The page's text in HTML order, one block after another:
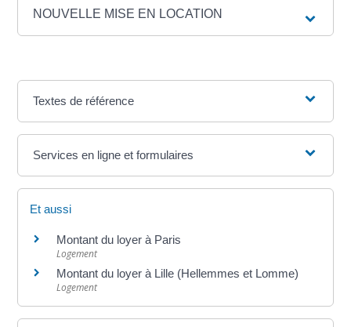
NOUVELLE MISE EN LOCATION
Textes de référence
Services en ligne et formulaires
Et aussi
Montant du loyer à Paris
Logement
Montant du loyer à Lille (Hellemmes et Lomme)
Logement